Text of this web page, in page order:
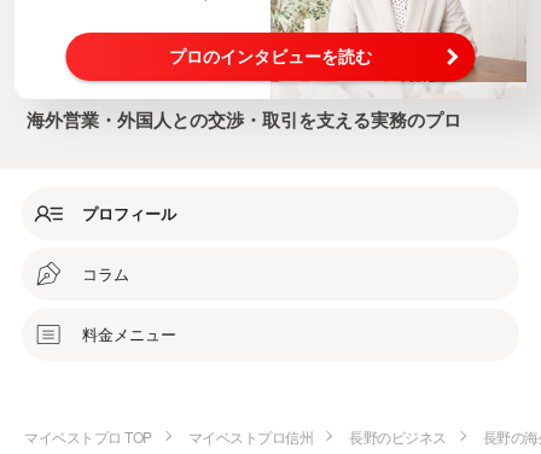
プロのインタビューを読む
海外営業・外国人との交渉・取引を支える実務のプロ
プロフィール
コラム
料金メニュー
マイベストプロ TOP マイベストプロ信州 長野のビジネス 長野の